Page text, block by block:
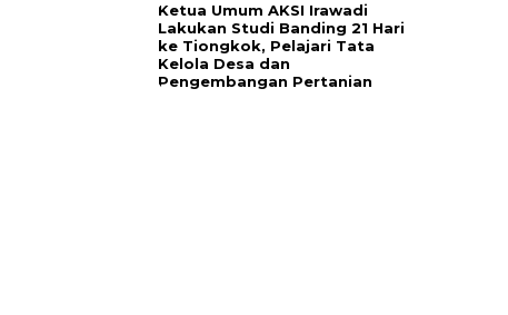
Ketua Umum AKSI Irawadi
Lakukan Studi Banding 21 Hari
ke Tiongkok, Pelajari Tata
Kelola Desa dan
Pengembangan Pertanian